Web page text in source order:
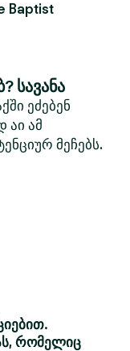
Baptist
სავანა
ეძებენ
აი ამ
მეჩებს.
რომელიც